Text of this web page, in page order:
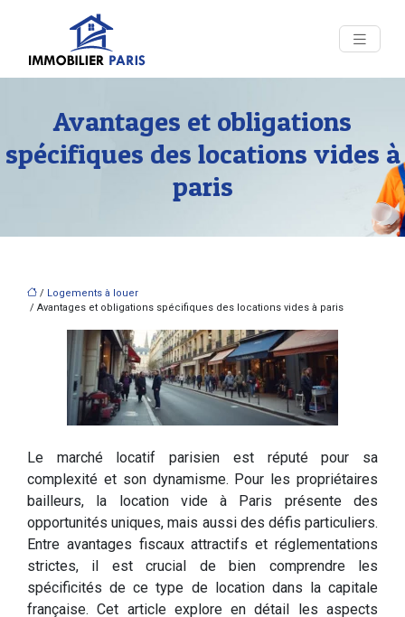
Avantages et obligations
spécifiques des locations vides à
paris
/ Logements à louer
/ Avantages et obligations spécifiques des locations vides à paris
Le marché locatif parisien est réputé pour sa
complexité et son dynamisme. Pour les propriétaires
bailleurs, la location vide à Paris présente des
opportunités uniques, mais aussi des défis particuliers.
Entre avantages fiscaux attractifs et réglementations
strictes, il est crucial de bien comprendre les
spécificités de ce type de location dans la capitale
française. Cet article explore en détail les aspects